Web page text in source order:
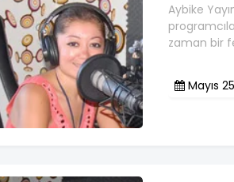
Aybike
zaman bir
Mayıs